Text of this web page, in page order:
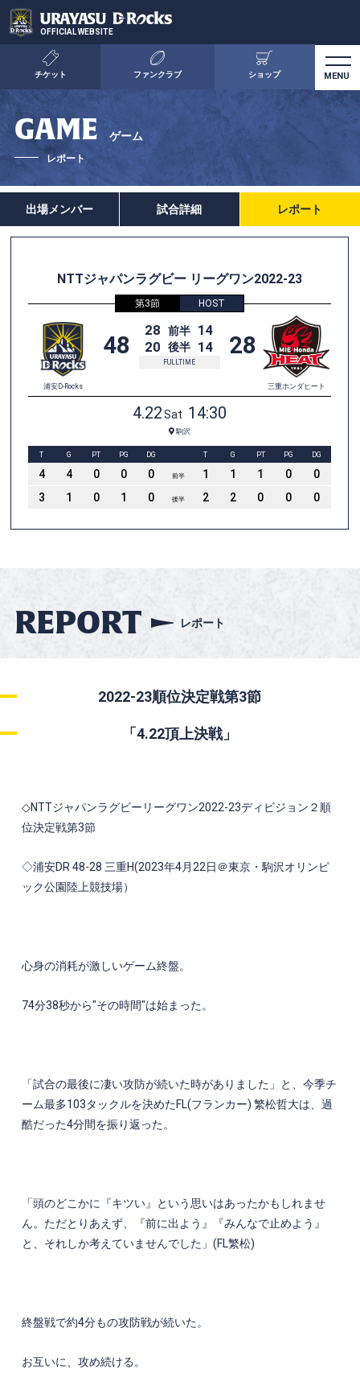
OFFICIAL WEBSITE
チケット ファンクラブ ショップ
GAME ゲーム
レポート
出場メンバー 試合詳細 レポート
REPORT レポート
2022-23順位決定戦第3節
「4.22頂上決戦」
◇NTTジャパンラグビーリーグワン2022-23ディビジョン２順
位決定戦第3節
◇浦安DR 48-28 三重H(2023年4月22日＠東京・駒沢オリンピ
ック公園陸上競技場）
心身の消耗が激しいゲーム終盤。
74分38秒から"その時間"は始まった。
「試合の最後に凄い攻防が続いた時がありました」と、今季チ
ーム最多103タックルを決めたFL(フランカー) 繁松哲大は、過
酷だった4分間を振り返った。
「頭のどこかに『キツい』という思いはあったかもしれませ
ん。ただとりあえず、『前に出よう』『みんなで止めよう』
と、それしか考えていませんでした」 (FL繁松)
終盤戦で約4分もの攻防戦が続いた。
お互いに、攻め続ける。